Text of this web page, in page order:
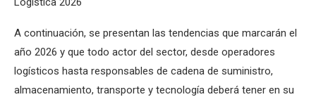
A continuación, se presentan las tendencias que marcarán el
año 2026 y que todo actor del sector, desde operadores
logísticos hasta responsables de cadena de suministro,
almacenamiento, transporte y tecnología deberá tener en su